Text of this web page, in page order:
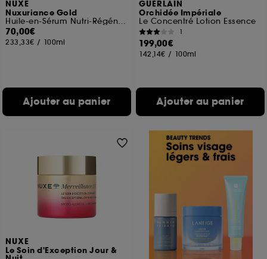
NUXE
Nuxuriance Gold
Huile-en-Sérum Nutri-Régénérant
70,00€
233,33€ / 100ml
Ajouter au panier
GUERLAIN
Orchidée Impériale
Le Concentré Lotion Essence
1
199,00€
142,14€ / 100ml
Ajouter au panier
NUXE
Le Soin d'Exception Jour &